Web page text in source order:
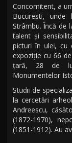
Concomitent, a
Bucureşti,
Strâmbu. Încă de
talent şi
picturi în ulei, cu
expoziţie cu 66
ţară, 28 de
Monumentelor
Studii de
la cercetări
Andreescu,
(1872-1970),
(1851-1912). Au